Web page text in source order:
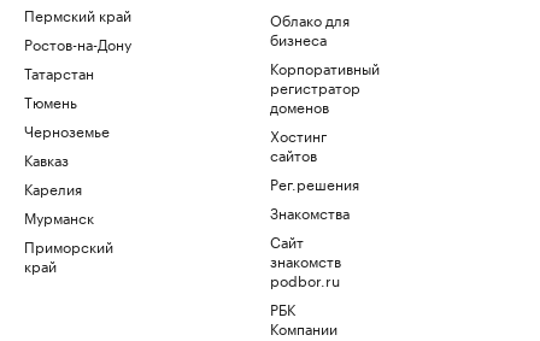
Пермский край
Ростов-на-Дону
Татарстан
Тюмень
Черноземье
Кавказ
Карелия
Мурманск
Приморский
край
Облако для
бизнеса
Корпоративный
регистратор
доменов
Хостинг
сайтов
Рег.решения
Знакомства
Сайт
знакомств
podbor.ru
РБК
Компании